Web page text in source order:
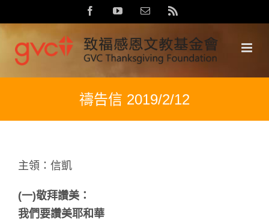
to
content
FacebookYouTubeEmail:
禱告信 2019/2/12
主領：信凱
(一)敬拜讚美：
我們要讚美耶和華